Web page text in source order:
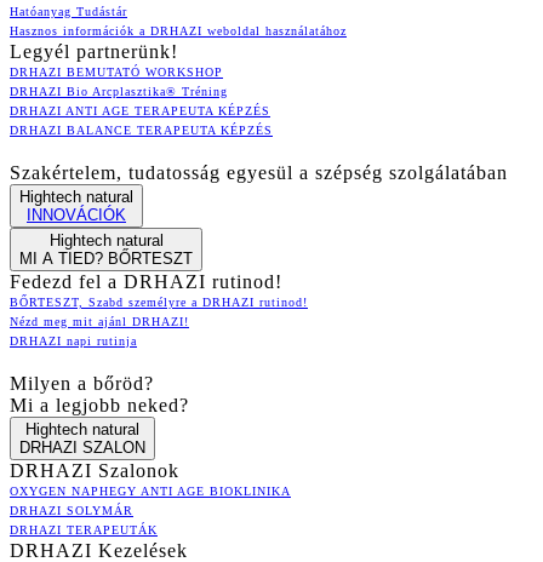
Hatóanyag Tudástár
Hasznos információk a DRHAZI weboldal használatához
Legyél partnerünk!
DRHAZI BEMUTATÓ WORKSHOP
DRHAZI Bio Arcplasztika® Tréning
DRHAZI ANTI AGE TERAPEUTA KÉPZÉS
DRHAZI BALANCE TERAPEUTA KÉPZÉS
Szakértelem, tudatosság egyesül a szépség szolgálatában
Hightech natural
INNOVÁCIÓK
Hightech natural
MI A TIED? BŐRTESZT
Fedezd fel a DRHAZI rutinod!
BŐRTESZT, Szabd személyre a DRHAZI rutinod!
Nézd meg mit ajánl DRHAZI!
DRHAZI napi rutinja
Milyen a bőröd?
Mi a legjobb neked?
Hightech natural
DRHAZI SZALON
DRHAZI Szalonok
OXYGEN NAPHEGY ANTI AGE BIOKLINIKA
DRHAZI SOLYMÁR
DRHAZI TERAPEUTÁK
DRHAZI Kezelések